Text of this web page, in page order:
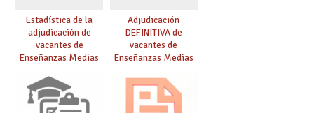
Estadística de la
adjudicación de
vacantes de
Enseñanzas Medias
Adjudicación
DEFINITIVA de
vacantes de
Enseñanzas Medias